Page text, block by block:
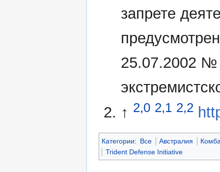
запрете
25.07.2002 №
↑ 2,0 2,1 2,2
Категории: Все Австралия
Trident Defense Initiative